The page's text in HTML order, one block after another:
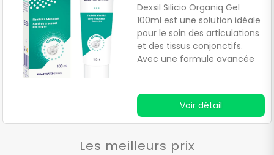
Dexsil Silicio Organiq Gel
100ml est une solution idéale
pour le soin des articulations
et des tissus conjonctifs.
Avec une formule avancée
actives.
Voir détail
Les meilleurs prix